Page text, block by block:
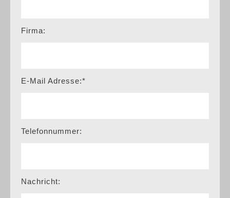
Firma:
E-Mail Adresse:*
Telefonnummer:
Nachricht: